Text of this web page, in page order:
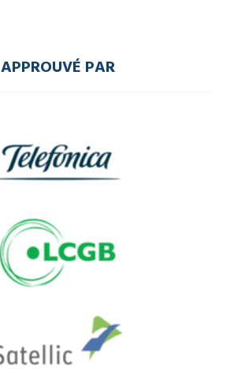
APPROUVÉ PAR